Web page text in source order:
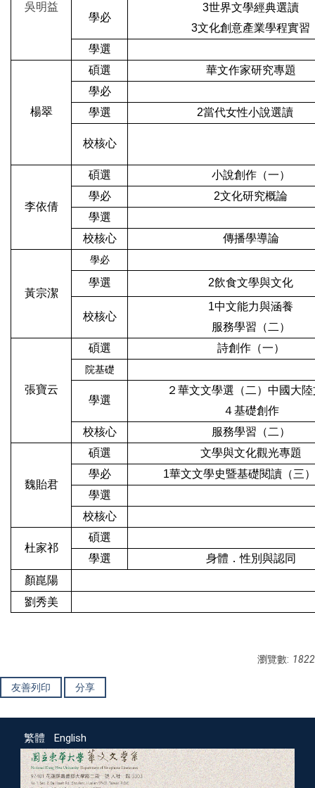
吳明益
學必
3世界文學經典選讀
3文化創意產業學程實習
學選
楊翠
碩選
華文作家研究專題
學必
學選
2當代女性小說選讀
校核心
李依倩
碩選
小說創作（一）
學必
2文化研究概論
學選
校核心
傳播學導論
黃宗潔
學必
學選 2飲食文學與文化
校核心
1中文能力與涵養
服務學習（二）
張寶云
碩選 詩創作（一）
院基礎
學選
２華文文學選（二）中國大
４基礎創作
校核心
服務學習（二）
魏貽君
碩選
文學與文化觀光專題
學必
1華文文學史暨基礎閱讀（三
學選
校核心
杜家祁
碩選
學選
身體．性別與認同
顏崑陽
劉秀美
瀏覽數: 1822
友善列印 分享
繁體 English